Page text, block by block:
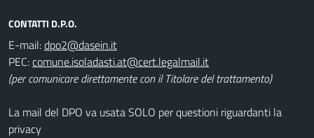
CONTATTI D.P.O.
E-mail:
PEC:
(per comunicare direttamente con il Titolare del trattamento)
La mail del DPO va usata SOLO per questioni riguardanti la
privacy